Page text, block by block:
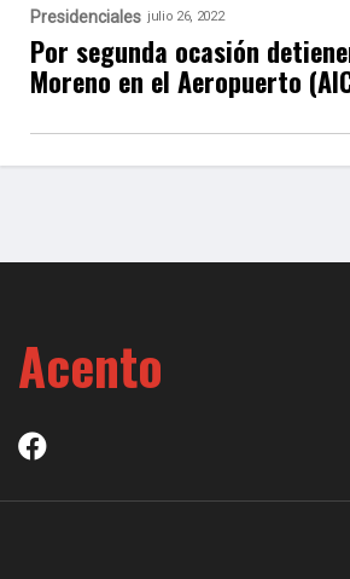
Presidenciales julio 26, 2022
Por segunda ocasión
Moreno en el Aeropuerto
Acento